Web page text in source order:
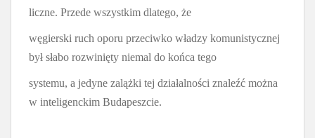
liczne. Przede wszystkim dlatego, że
węgierski ruch oporu przeciwko władzy komunistycznej
był słabo rozwinięty niemal do końca tego
systemu, a jedyne zalążki tej działalności znaleźć można
w inteligenckim Budapeszcie.